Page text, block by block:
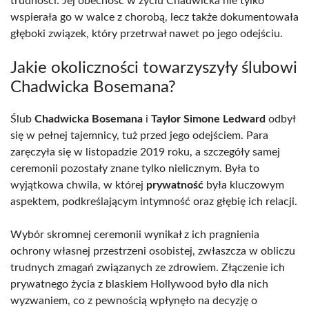
wspierała go w walce z chorobą, lecz także dokumentowała
głęboki związek, który przetrwał nawet po jego odejściu.
Jakie okoliczności towarzyszyły ślubowi
Chadwicka Bosemana?
Ślub Chadwicka Bosemana i Taylor Simone Ledward odbył
się w pełnej tajemnicy, tuż przed jego odejściem. Para
zaręczyła się w listopadzie 2019 roku, a szczegóły samej
ceremonii pozostały znane tylko nielicznym. Była to
wyjątkowa chwila, w której prywatność była kluczowym
aspektem, podkreślającym intymność oraz głębię ich relacji.
Wybór skromnej ceremonii wynikał z ich pragnienia
ochrony własnej przestrzeni osobistej, zwłaszcza w obliczu
trudnych zmagań związanych ze zdrowiem. Złączenie ich
prywatnego życia z blaskiem Hollywood było dla nich
wyzwaniem, co z pewnością wpłynęło na decyzję o